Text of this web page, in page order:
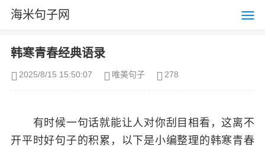
海米句子网
韩寒青春经典语录
2025/8/15 15:50:07 唯美句子 278
有时候一句话就能让人对你刮目相看，这离不
开平时好句子的积累，以下是小编整理的韩寒青春